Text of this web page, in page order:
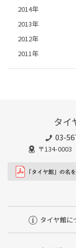
2014年
2013年
2012年
2011年
タイ
03-
〒134-
タイヤ館に